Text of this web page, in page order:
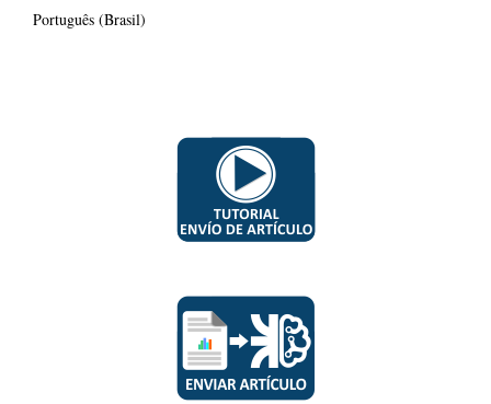
Português (Brasil)